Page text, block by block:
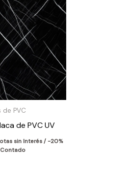
de PVC
de PVC UV
sin Interés / -20%